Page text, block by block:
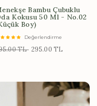
Bambu Çubuklu
Kokusu 50 Ml - No.02
Boy)
Değerlendirme
TL 295.00 TL